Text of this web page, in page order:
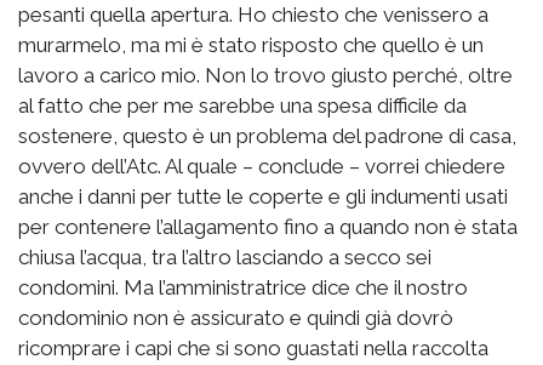
pesanti quella apertura. Ho chiesto che venissero a
murarmelo, ma mi è stato risposto che quello è un
lavoro a carico mio. Non lo trovo giusto perché, oltre
al fatto che per me sarebbe una spesa difficile da
sostenere, questo è un problema del padrone di casa,
ovvero dell’Atc. Al quale – conclude – vorrei chiedere
anche i danni per tutte le coperte e gli indumenti usati
per contenere l’allagamento fino a quando non è stata
chiusa l’acqua, tra l’altro lasciando a secco sei
condomini. Ma l’amministratrice dice che il nostro
condominio non è assicurato e quindi già dovrò
ricomprare i capi che si sono guastati nella raccolta